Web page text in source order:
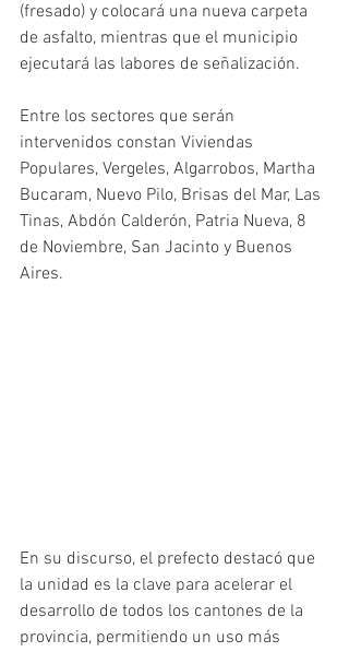
(fresado) y colocará una nueva carpeta
de asfalto, mientras que el municipio
ejecutará las labores de señalización.
Entre los sectores que serán
intervenidos constan Viviendas
Populares, Vergeles, Algarrobos, Martha
Bucaram, Nuevo Pilo, Brisas del Mar, Las
Tinas, Abdón Calderón, Patria Nueva, 8
de Noviembre, San Jacinto y Buenos
Aires.
En su discurso, el prefecto destacó que
la unidad es la clave para acelerar el
desarrollo de todos los cantones de la
provincia, permitiendo un uso más